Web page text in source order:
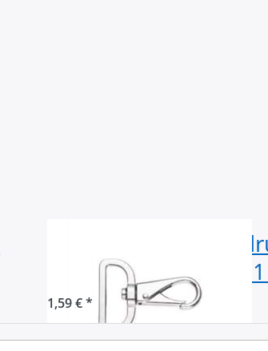
Karabiner aus
- 38mm Durchlass -
1,59 € *